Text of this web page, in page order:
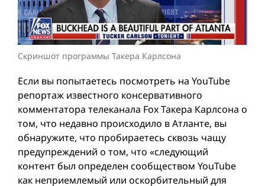
Скриншот программы Такера Карлсона
Если вы попытаетесь посмотреть на YouTube
репортаж известного консервативного
комментатора телеканала Fox Такера Карлсона о
том, что недавно происходило в Атланте, вы
обнаружите, что пробираетесь сквозь чащу
предупреждений о том, что «следующий
контент был определен сообществом YouTube
как неприемлемый или оскорбительный для